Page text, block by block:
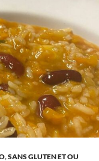
,SANS GLUTEN ET OU